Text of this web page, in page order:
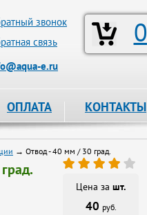
0
звонок
связь
e.ru
ОПЛАТА КОНТАКТЫ
→ Отвод - 40 мм / 30 град.
Цена за шт.
40 руб.